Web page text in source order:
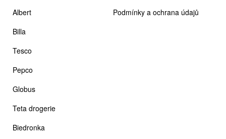
Albert
Billa
Tesco
Pepco
Globus
Teta drogerie
Biedronka
Podmínky a ochrana údajů